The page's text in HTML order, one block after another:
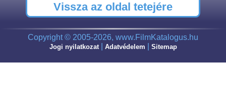
Vissza az oldal tetejére
Copyright © 2005-2026, www.FilmKatalogus.hu
Jogi nyilatkozat| Adatvédelem Sitemap